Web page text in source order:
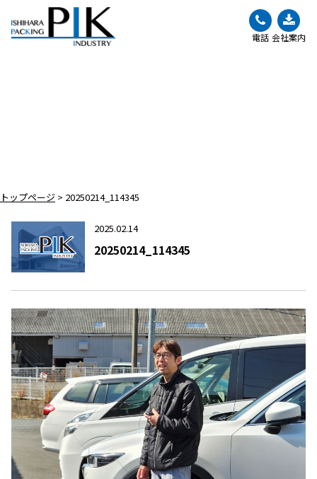
電話 会社案内
トップページ > 20250214_114345
2025.02.14
20250214_114345